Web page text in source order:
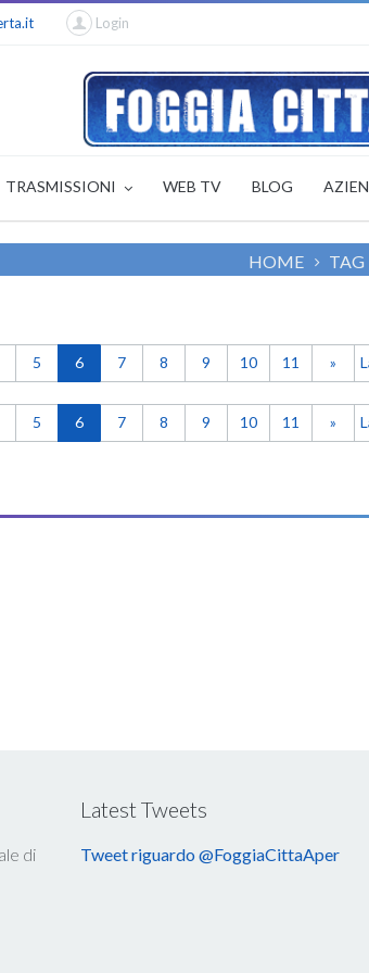
Login
TRASMISSIONI WEB TV BLOG
HOME TAG
5 6 7 8 9 10 11 »
5 6 7 8 9 10 11 »
di
Latest Tweets
Tweet riguardo @FoggiaCittaAper